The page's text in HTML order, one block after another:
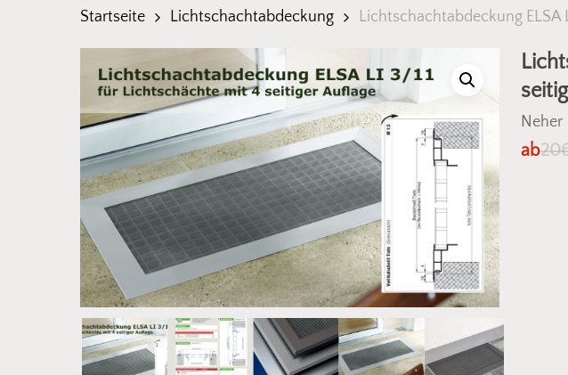
Startseite Lichtschachtabdeckung Lichtschachtabdeckung
Neher
ab